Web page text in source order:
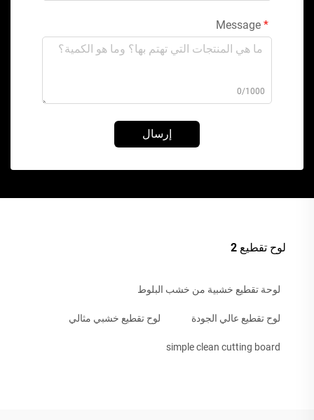
0/1000
إرسال
لوح تقطيع 2
لوحة تقطيع خشبية من خشب البلوط
لوح تقطيع عالي الجودة لوح تقطيع خشبي مثالي
simple clean cutting board